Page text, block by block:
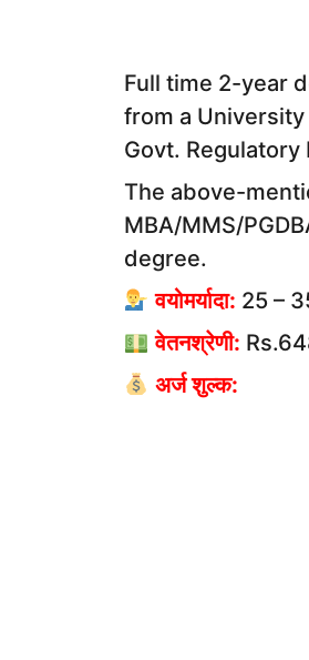
Full time 2-year
from a
Govt. Regulatory
The above-
MBA/MMS/
degree.
वयोमर्यादा: 25 –
वेतनश्रेणी:
अर्ज शुल्क: